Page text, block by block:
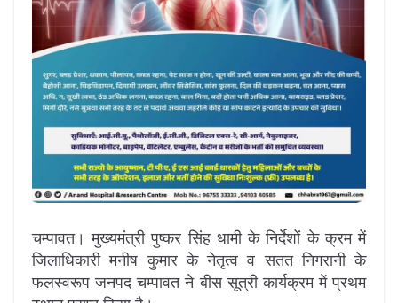
चम्पावत। मुख्यमंत्री पुष्कर सिंह धामी के निर्देशों के क्रम में
जिलाधिकारी मनीष कुमार के नेतृत्व व सतत निगरानी के
फलस्वरूप जनपद चम्पावत ने बीस सूत्री कार्यक्रम में प्रथम